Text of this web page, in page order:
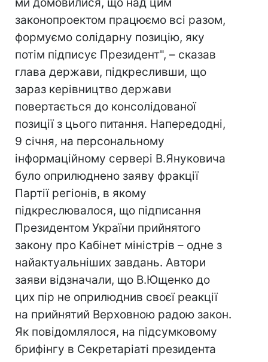
законопроектом працюємо всі разом,
формуємо солідарну позицію, яку
потім підписує Президент", – сказав
глава держави, підкресливши, що
зараз керівництво держави
повертається до консолідованої
позиції з цього питання. Напередодні,
9 січня, на персональному
інформаційному сервері В.Януковича
було оприлюднено заяву фракції
Партії регіонів, в якому
підкреслювалося, що підписання
Президентом України прийнятого
закону про Кабінет міністрів – одне з
найактуальніших завдань. Автори
заяви відзначали, що В.Ющенко до
цих пір не оприлюднив своєї реакції
на прийнятий Верховною радою закон.
Як повідомлялося, на підсумковому
брифінгу в Секретаріаті президента